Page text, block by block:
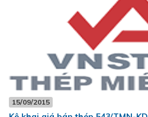
15/09/2015